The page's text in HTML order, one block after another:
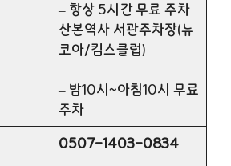
– 항상 5시간 무료 주차
산본역사 서관주차장(뉴
코아/킴스클럽)
– 밤10시~아침10시 무료
주차
0507-1403-0834